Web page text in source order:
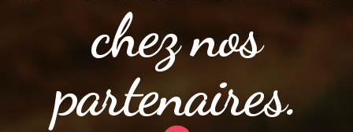
chez nos
partenaires.